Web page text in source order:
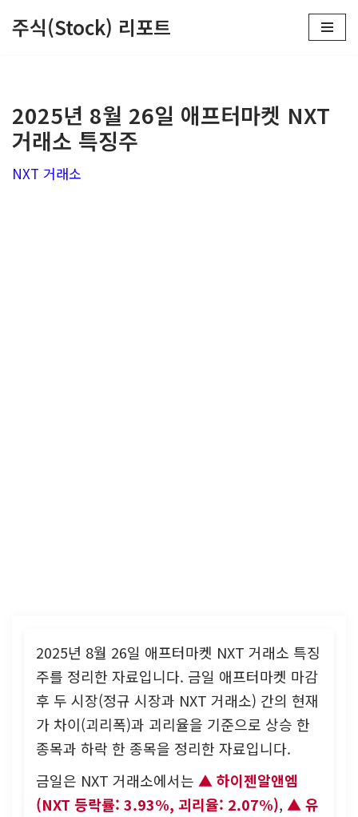
로
건
너
주식(Stock) 리포트
2025년 8월 26일 애프터마켓 NXT
거래소 특징주
NXT 거래소
2025년 8월 26일 애프터마켓 NXT 거래소 특징
주를 정리한 자료입니다. 금일 애프터마켓 마감
후 두 시장(정규 시장과 NXT 거래소) 간의 현재
가 차이(괴리폭)과 괴리율을 기준으로 상승 한
종목과 하락 한 종목을 정리한 자료입니다.
금일은 NXT 거래소에서는
하이젠알앤엠
(NXT 등락률: 3.93%, 괴리율: 2.07%),
유